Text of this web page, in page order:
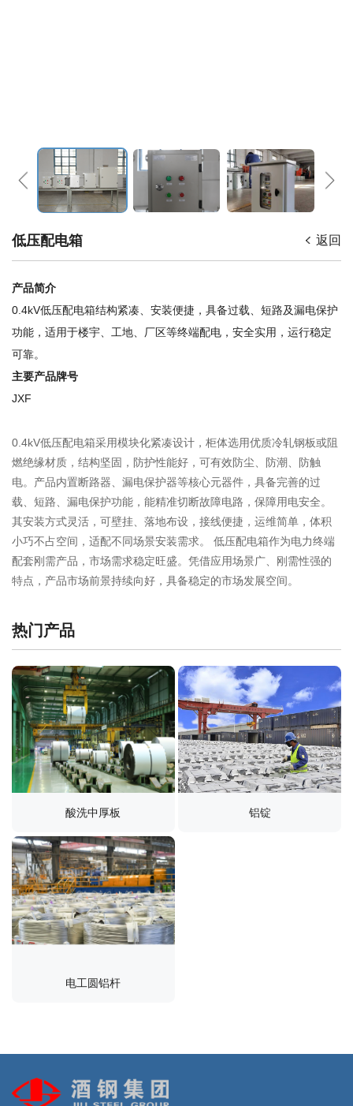
低压配电箱 返回
产品简介
0.4kV低压配电箱结构紧凑、安装便捷，具备过载、短路及漏电保护
功能，适用于楼宇、工地、厂区等终端配电，安全实用，运行稳定
可靠。
主要产品牌号
JXF
0.4kV低压配电箱采用模块化紧凑设计，柜体选用优质冷轧钢板或阻
燃绝缘材质，结构坚固，防护性能好，可有效防尘、防潮、防触
电。产品内置断路器、漏电保护器等核心元器件，具备完善的过
载、短路、漏电保护功能，能精准切断故障电路，保障用电安全。
其安装方式灵活，可壁挂、落地布设，接线便捷，运维简单，体积
小巧不占空间，适配不同场景安装需求。 低压配电箱作为电力终端
配套刚需产品，市场需求稳定旺盛。凭借应用场景广、刚需性强的
特点，产品市场前景持续向好，具备稳定的市场发展空间。
热门产品
酸洗中厚板 铝锭
电工圆铝杆